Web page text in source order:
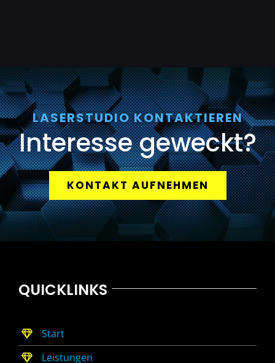
LASERSTUDIO KONTAKTIEREN
Interesse geweckt?
KONTAKT AUFNEHMEN
QUICKLINKS
Start
Leistungen